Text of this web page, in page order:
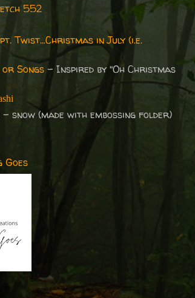
552
Twist…Christmas in July (i.e.
Songs - Inspired by "Oh Christmas
(made with embossing folder)
Goes